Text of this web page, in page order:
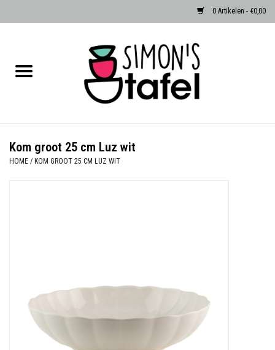
0 Artikelen - €0,00
Albast waxinehouders van Zenza
Cadeaubonnen
Kom groot 25 cm Luz wit
HOME / KOM GROOT 25 CM LUZ WIT